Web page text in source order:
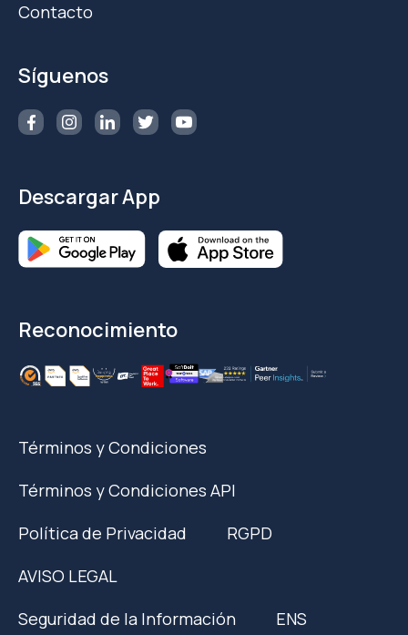
Contacto
Síguenos
Descargar App
Reconocimiento
Términos y Condiciones
Términos y Condiciones API
Política de Privacidad
RGPD
AVISO LEGAL
Seguridad de la Información
ENS